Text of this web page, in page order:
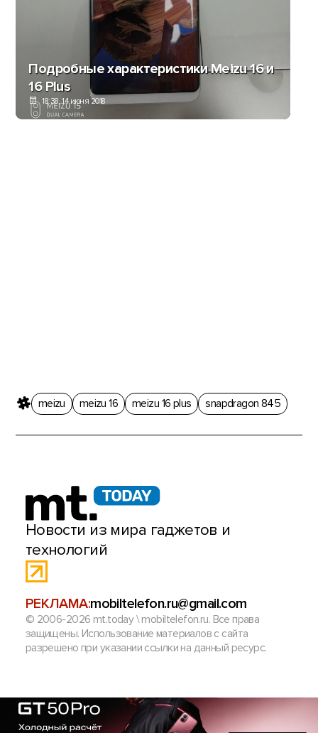
Подробные характеристики Meizu 16 и
16 Plus
18:38, 14 июня 2018
meizu meizu 16 meizu 16 plus snapdragon 845
Новости из мира гаджетов и
технологий
РЕКЛАМА:mobiltelefon.ru@gmail.com
© 2006-2026 mt.today \ mobiltelefon.ru. Все права
защищены. Использование материалов с сайта
разрешено при указании ссылки на данный ресурс.